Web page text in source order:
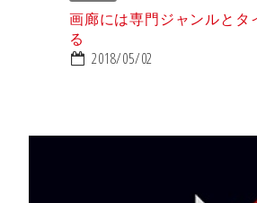
画廊には専門ジャンルとタ
る
2018/05/02